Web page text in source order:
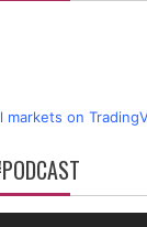
markets on